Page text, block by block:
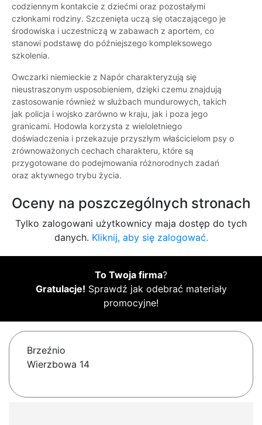
codziennym kontakcie z dziećmi oraz pozostałymi
członkami rodziny. Szczenięta uczą się otaczającego je
środowiska i uczestniczą w zabawach z aportem, co
stanowi podstawę do późniejszego kompleksowego
szkolenia.
Owczarki niemieckie z Napór charakteryzują się
nieustraszonym usposobieniem, dzięki czemu znajdują
zastosowanie również w służbach mundurowych, takich
jak policja i wojsko zarówno w kraju, jak i poza jego
granicami. Hodowla korzysta z wieloletniego
doświadczenia i przekazuje przyszłym właścicielom psy o
zrównoważonych cechach charakteru, które są
przygotowane do podejmowania różnorodnych zadań
oraz aktywnego trybu życia.
Oceny na poszczególnych stronach
Tylko zalogowani użytkownicy maja dostęp do tych
danych. Kliknij, aby się zalogować.
To Twoja firma?
Gratulacje! Sprawdź jak odebrać materiały
promocyjne!
Brzeźnio
Wierzbowa 14